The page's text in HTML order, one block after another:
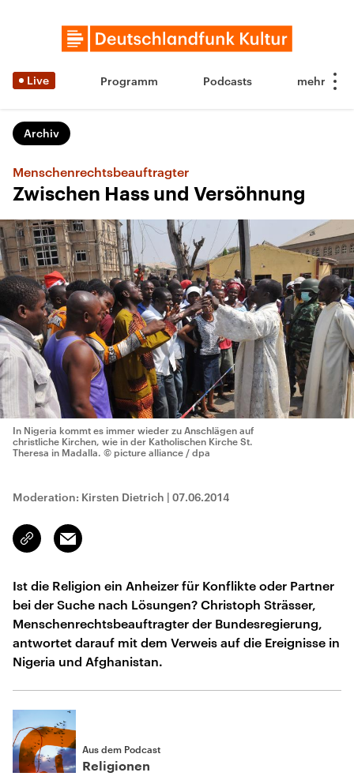
Live Programm Podcasts
Archiv
Menschenrechtsbeauftragter
Zwischen Hass und Versöhnung
In Nigeria kommt es immer wieder zu Anschlägen auf
christliche Kirchen, wie in der Katholischen Kirche St.
Theresa in Madalla. © picture alliance / dpa
Moderation: Kirsten Dietrich | 07.06.2014
Link
kopieren/teilen
Email
Ist die Religion ein Anheizer für Konflikte oder Partner
bei der Suche nach Lösungen? Christoph Strässer,
Menschenrechtsbeauftragter der Bundesregierung,
antwortet darauf mit dem Verweis auf die Ereignisse in
Nigeria und Afghanistan.
Aus dem Podcast
Religionen